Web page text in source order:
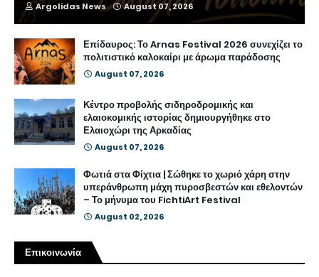
Argolidas News August 07, 2026
Επίδαυρος: Το Arnas Festival 2026 συνεχίζει το
πολιτιστικό καλοκαίρι με άρωμα παράδοσης
August 07, 2026
Κέντρο προβολής σιδηροδρομικής και
ελαιοκομικής ιστορίας δημιουργήθηκε στο
Ελαιοχώρι της Αρκαδίας
August 07, 2026
Φωτιά στα Φίχτια | Σώθηκε το χωριό χάρη στην
υπεράνθρωπη μάχη πυροσβεστών και εθελοντών
– Το μήνυμα του FichtiArt Festival
August 02, 2026
Επικοινωνία